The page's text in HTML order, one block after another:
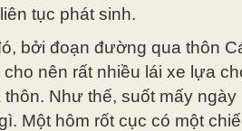
tục phát sinh.
bởi đoạn đường qua thôn
cho nên rất nhiều lái xe lựa
Như thế, suốt mấy
Một hôm rốt cục có một